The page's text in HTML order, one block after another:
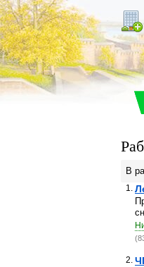
В
1.
2.